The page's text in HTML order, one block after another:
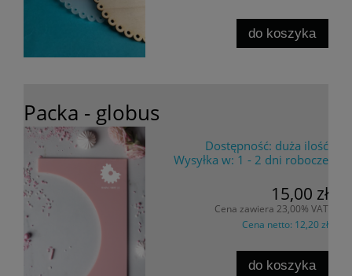
do koszyka
Packa - globus
Dostępność: duża ilość
Wysyłka w: 1 - 2 dni robocze
15,00 zł
Cena zawiera 23,00% VAT
Cena netto: 12,20 zł
do koszyka